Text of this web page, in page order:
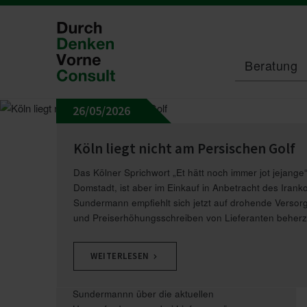
Beratung
26/05/2026
Köln liegt nicht am Persi­schen Golf
Das Kölner Sprichwort „Et hätt noch immer jot
Domstadt, ist aber im Einkauf in Anbetracht des
Sundermann empfiehlt sich jetzt auf drohende
und Preiserhöhungsschreiben von Lieferanten
WEITERLESEN
21/04/2026
Schatz, wie war Deine Woche
100: Versor­gungs­eng­pässe
Sundermannn über die aktuellen